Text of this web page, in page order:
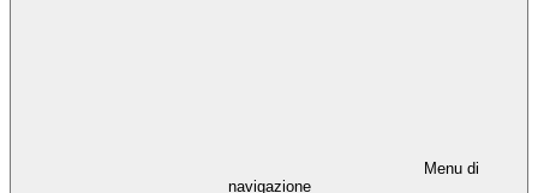
Menu di
navigazione